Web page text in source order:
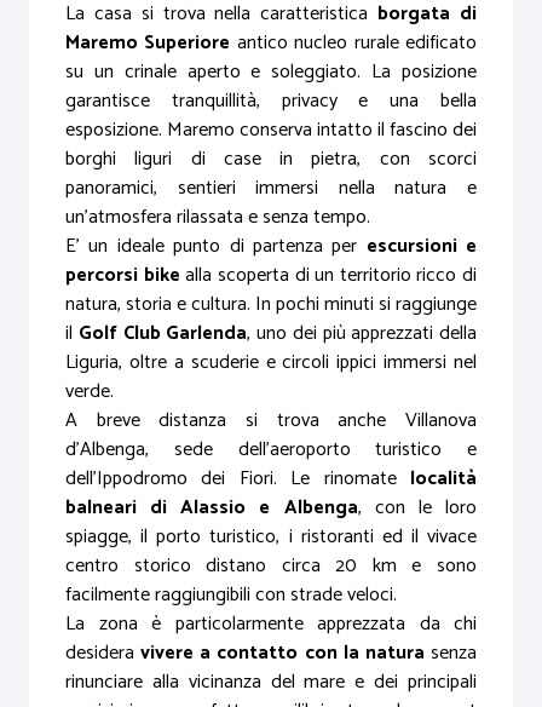
La casa si trova nella caratteristica borgata di
Maremo Superiore antico nucleo rurale edificato
su un crinale aperto e soleggiato. La posizione
garantisce tranquillità, privacy e una bella
esposizione. Maremo conserva intatto il fascino dei
borghi liguri di case in pietra, con scorci
panoramici, sentieri immersi nella natura e
un’atmosfera rilassata e senza tempo.
E’ un ideale punto di partenza per escursioni e
percorsi bikealla scoperta di un territorio ricco di
natura, storia e cultura. In pochi minuti si raggiunge
il Golf Club Garlenda, uno dei più apprezzati della
Liguria, oltre a scuderie e circoli ippici immersi nel
verde.
A breve distanza si trova anche Villanova
d’Albenga, sede dell’aeroporto turistico e
dell’Ippodromo dei Fiori. Le rinomate località
balneari di Alassio e Albenga, con le loro
spiagge, il porto turistico, i ristoranti ed il vivace
centro storico distano circa 20 km e sono
facilmente raggiungibili con strade veloci.
La zona è particolarmente apprezzata da chi
desideravivere a contatto con la natura senza
rinunciare alla vicinanza del mare e dei principali